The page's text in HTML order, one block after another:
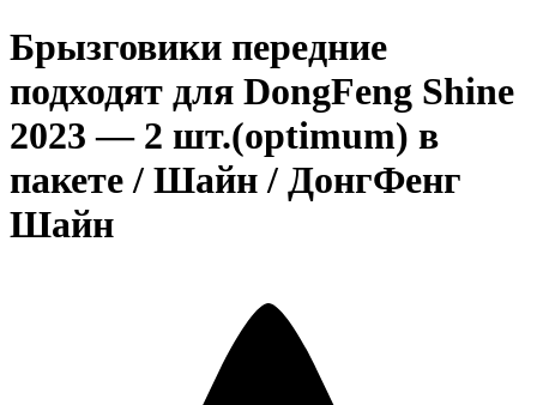
Брызговики передние
подходят для DongFeng Shine
2023 — 2 шт.(optimum) в
пакете / Шайн / ДонгФенг
Шайн